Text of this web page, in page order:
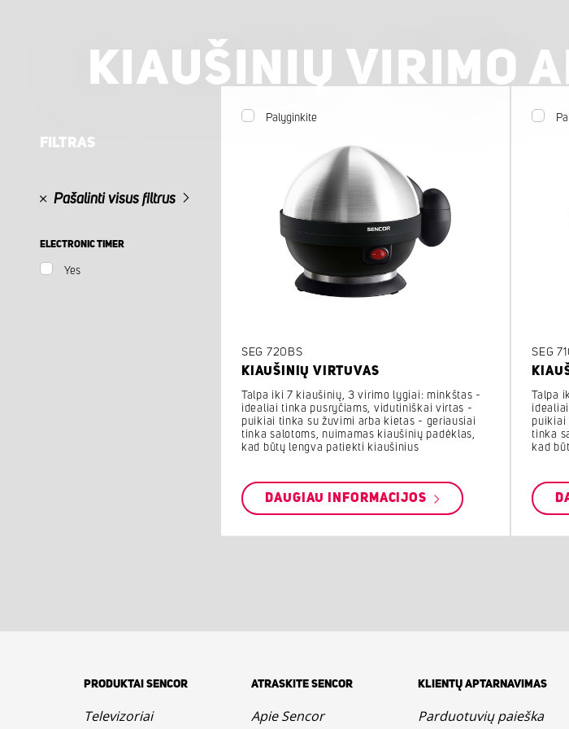
KIAUŠINIŲ VIRIMO
FILTRAS
Pašalinti visus filtrus
ELECTRONIC TIMER
Yes
Palyginkite
SEG 720BS
KIAUŠINIŲ VIRTUVAS
Talpa iki 7 kiaušinių, 3 virimo lygiai: minkštas -
idealiai tinka pusryčiams, vidutiniškai virtas -
puikiai tinka su žuvimi arba kietas - geriausiai
tinka salotoms, nuimamas kiaušinių padėklas,
kad būtų lengva patiekti kiaušinius
DAUGIAU INFORMACIJOS
SEG
Talpa
puikiai
tinka
kad
PRODUKTAI SENCOR
Televizoriai
ATRASKITE SENCOR
Apie Sencor
KLIENTŲ APTARNAVIMAS
Parduotuvių paieška